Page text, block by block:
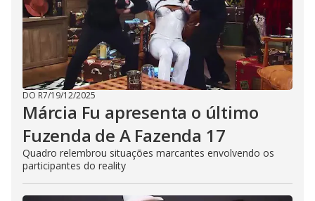
DO R7/19/12/2025
Márcia Fu apresenta o último
Fuzenda de A Fazenda 17
Quadro relembrou situações marcantes envolvendo os
participantes do reality